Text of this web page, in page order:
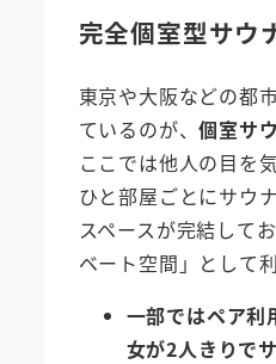
完全個室型サウ
東京や大阪などの都
ているのが、個室サ
ここでは他人の目を
ひと部屋ごとにサウ
スペースが完結して
ベート空間」として
一部ではペア利
女が2人きりで